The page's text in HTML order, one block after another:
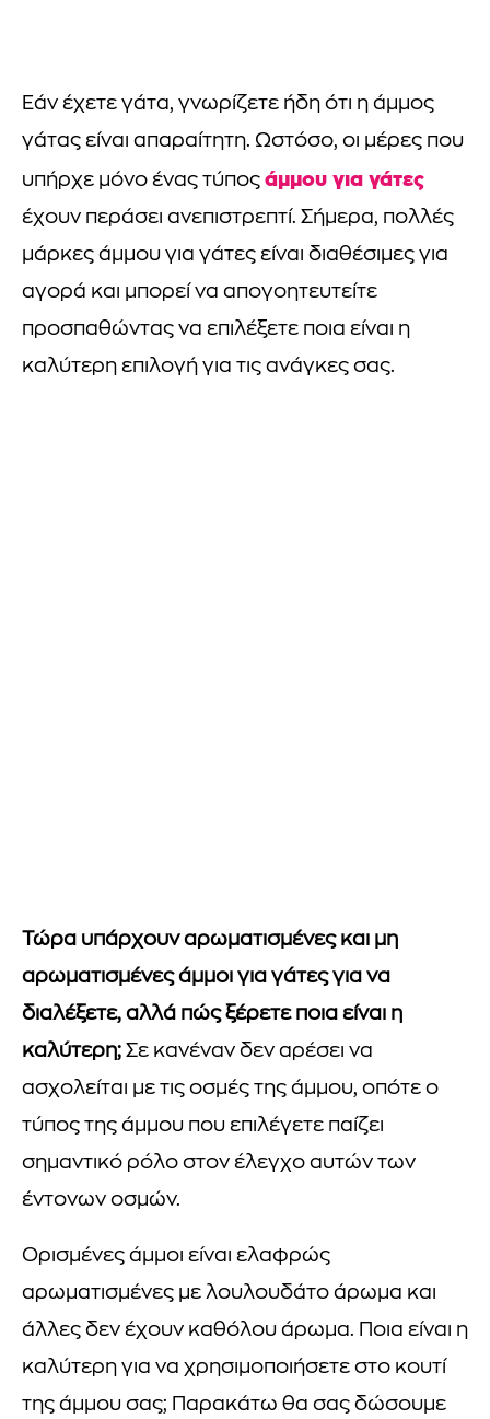
Εάν έχετε γάτα, γνωρίζετε ήδη ότι η άμμος
γάτας είναι απαραίτητη. Ωστόσο, οι μέρες που
υπήρχε μόνο ένας τύπος άμμου για γάτες
έχουν περάσει ανεπιστρεπτί. Σήμερα, πολλές
μάρκες άμμου για γάτες είναι διαθέσιμες για
αγορά και μπορεί να απογοητευτείτε
προσπαθώντας να επιλέξετε ποια είναι η
καλύτερη επιλογή για τις ανάγκες σας.
Τώρα υπάρχουν αρωματισμένες και μη
αρωματισμένες άμμοι για γάτες για να
διαλέξετε, αλλά πώς ξέρετε ποια είναι η
καλύτερη; Σε κανέναν δεν αρέσει να
ασχολείται με τις οσμές της άμμου, οπότε ο
τύπος της άμμου που επιλέγετε παίζει
σημαντικό ρόλο στον έλεγχο αυτών των
έντονων οσμών.
Ορισμένες άμμοι είναι ελαφρώς
αρωματισμένες με λουλουδάτο άρωμα και
άλλες δεν έχουν καθόλου άρωμα. Ποια είναι η
καλύτερη για να χρησιμοποιήσετε στο κουτί
της άμμου σας; Παρακάτω θα σας δώσουμε